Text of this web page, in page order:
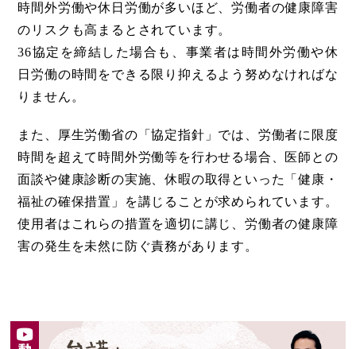
時間外労働や休日労働が多いほど、労働者の健康障害
のリスクも高まるとされています。
36協定を締結した場合も、事業者は時間外労働や休
日労働の時間をできる限り抑えるよう努めなければな
りません。
また、厚生労働省の「協定指針」では、労働者に限度
時間を超えて時間外労働等を行わせる場合、医師との
面談や健康診断の実施、休暇の取得といった「健康・
福祉の確保措置」を講じることが求められています。
使用者はこれらの措置を適切に講じ、労働者の健康障
害の発生を未然に防ぐ責務があります。